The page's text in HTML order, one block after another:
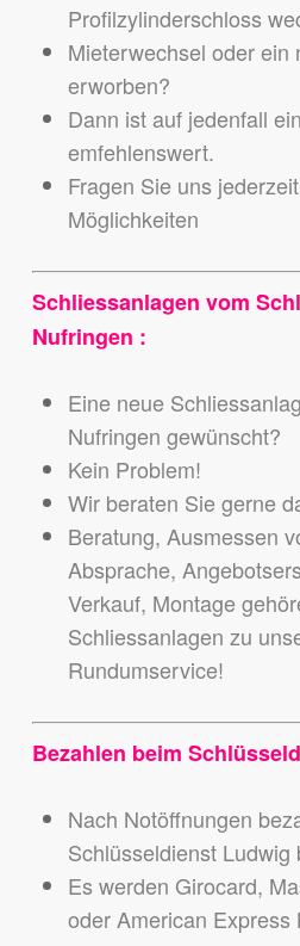
Profilzylinderschloss
Mieterwechsel oder ein
erworben?
Dann ist auf jedenfall
emfehlenswert.
Fragen Sie uns
Möglichkeiten
Schliessanlagen vom
Nufringen :
Eine neue
Nufringen gewünscht?
Kein Problem!
Wir beraten Sie gerne
Beratung, Ausmessen
Absprache,
Verkauf, Montage
Schliessanlagen zu
Rundumservice!
Bezahlen beim
Nach Notöffnungen
Schlüsseldienst
Es werden Girocard,
oder American